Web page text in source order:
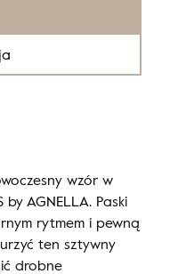
wzór w
by AGNELLA. Paski
rytmem i pewną
ten sztywny
drobne